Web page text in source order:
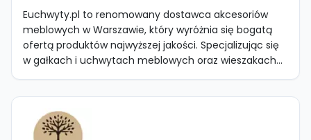
Euchwyty.pl to renomowany dostawca akcesoriów
meblowych w Warszawie, który wyróżnia się bogatą
ofertą produktów najwyższej jakości. Specjalizując się
w gałkach i uchwytach meblowych oraz wieszakach...